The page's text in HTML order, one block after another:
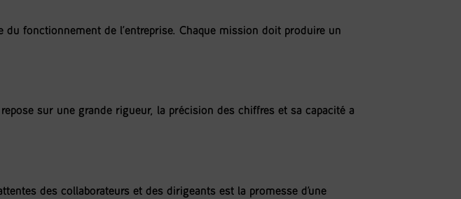
fonctionnement de l’entreprise. Chaque mission doit produire un
sur une grande rigueur, la précision des chiffres et sa capacité à
des collaborateurs et des dirigeants est la promesse d’une